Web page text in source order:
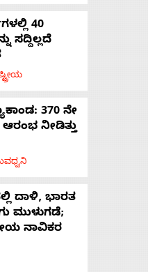
40
ಸದ್ದಿಲ್ಲದೆ
370 ನೇ
ನೀಡಿತ್ತು
ದಾಳಿ, ಭಾರತ
ಮುಳುಗಡೆ;
ನಾವಿಕರ